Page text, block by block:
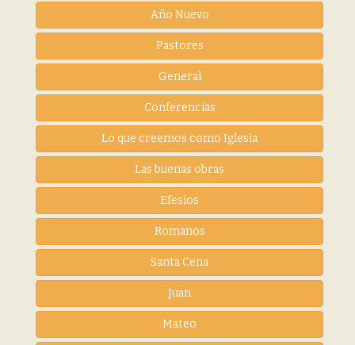
Año Nuevo
Pastores
General
Conferencias
Lo que creemos como Iglesia
Las buenas obras
Efesios
Romanos
Santa Cena
Juan
Mateo